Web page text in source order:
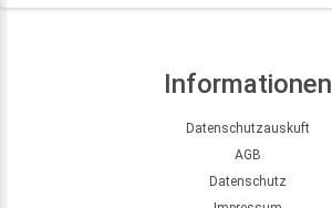
Informationen
Datenschutzauskuft
AGB
Datenschutz